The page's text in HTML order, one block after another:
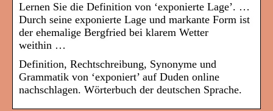
Lernen Sie die Definition von ‘exponierte Lage’. …
Durch seine exponierte Lage und markante Form ist
der ehemalige Bergfried bei klarem Wetter
weithin …
Definition, Rechtschreibung, Synonyme und
Grammatik von ‘exponiert’ auf Duden online
nachschlagen. Wörterbuch der deutschen Sprache.